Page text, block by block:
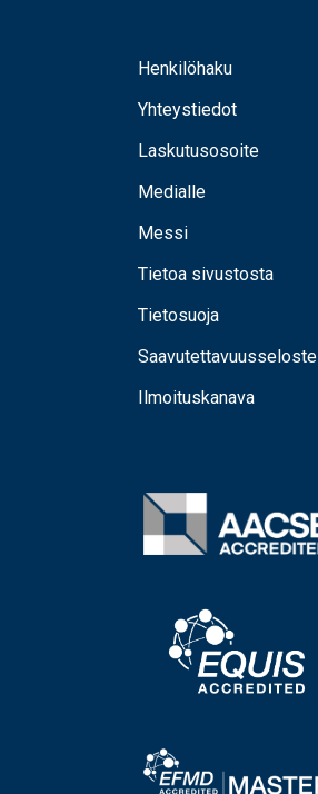
Henkilöhaku
Yhteystiedot
Laskutusosoite
Medialle
Messi
Tietoa sivustosta
Tietosuoja
Saavutettavuusseloste
Ilmoituskanava
Image
Image
Image